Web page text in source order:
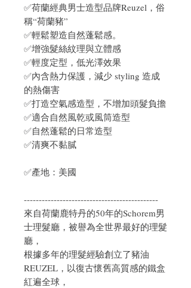
✅荷蘭經典男士造型品牌Reuzel，俗
稱“荷蘭豬”
✅輕鬆塑造自然蓬鬆感。
✅增強髮絲紋理與立體感
✅輕度定型，低光澤效果
✅內含熱力保護，減少 styling 造成
的熱傷害
✅打造空氣感造型，不增加頭髮負擔
✅適合自然風乾或風筒造型
✅自然蓬鬆的日常造型
✅清爽不黏膩
✅產地：美國
---------------------------------------------
來自荷蘭鹿特丹的50年的Schorem男
士理髮廳，被譽為全世界最好的理髮
廳 ，
根據多年的理髮經驗創立了豬油
REUZEL，以復古懷舊高質感的鐵盒
紅遍全球 ，